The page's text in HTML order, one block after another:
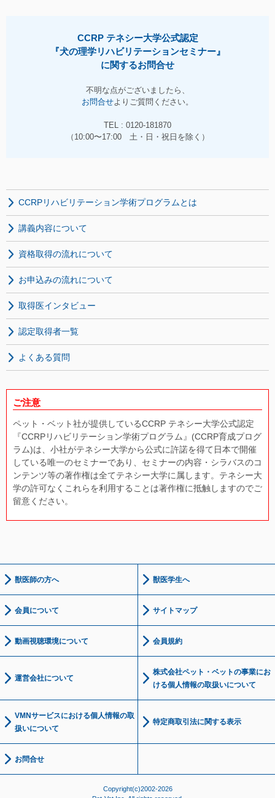
CCRP テネシー大学公式認定
『犬の理学リハビリテーションセミナー』
に関するお問合せ
不明な点がございましたら、
お問合せよりご質問ください。
TEL : 0120-181870
（10:00〜17:00 土・日・祝日を除く）
CCRPリハビリテーション学術プログラムとは
講義内容について
資格取得の流れについて
お申込みの流れについて
取得医インタビュー
認定取得者一覧
よくある質問
ご注意
ペット・ベット社が提供しているCCRP テネシー大学公式認定
『CCRPリハビリテーション学術プログラム』(CCRP育成プログ
ラム)は、小社がテネシー大学から公式に許諾を得て日本で開催
している唯一のセミナーであり、セミナーの内容・シラバスのコ
ンテンツ等の著作権は全てテネシー大学に属します。テネシー大
学の許可なくこれらを利用することは著作権に抵触しますのでご
留意ください。
獣医師の方へ 獣医学生へ
会員について サイトマップ
動画視聴環境について 会員規約
運営会社について
株式会社ペット・ベットの事業にお
ける個人情報の取扱いについて
VMNサービスにおける個人情報の取
扱いについて
特定商取引法に関する表示
お問合せ
Copyright(c)2002-2026